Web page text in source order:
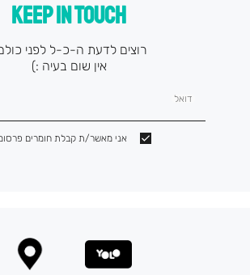
KEEP IN TOUCH
רוצים לדעת ה-כ-ל לפני
אין שום בעיה :)
דואל
אני מאשר/ת קבלת חומרים